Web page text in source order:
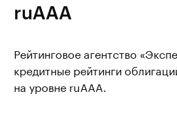
ruAAA
Рейтинговое агентство
кредитные рейтинги
на уровне ruAAA.